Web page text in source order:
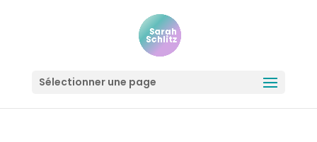
Sélectionner une page